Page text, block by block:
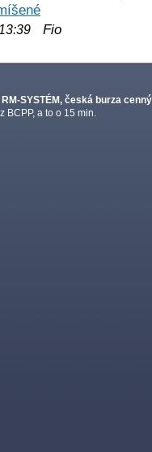
Fio
RM-SYSTÉM, česká burza
BCPP, a to o 15 min.